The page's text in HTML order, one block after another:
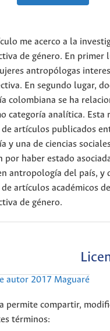
me acerco a la
de género. En primer
antropólogas
En segundo lugar,
colombiana se ha
categoría analítica.
artículos publicados
y una de ciencias
por haber estado
antropología del país, y
artículos académicos
de género.
autor 2017 Maguaré
permite compartir,
términos: